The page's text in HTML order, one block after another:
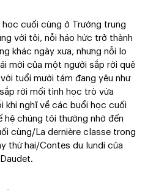
học cuối cùng ở Trường trung
với tôi, nỗi háo hức trở thành
khác ngày xưa, nhưng nỗi lo
mới của một người sắp rời quê
tuổi mười tám đang yêu như
rời mối tình học trò vừa
khi nghĩ về các buổi học cuối
chúng tôi thường nhớ đến
cùng/La dernière classe trong
thứ hai/Contes du lundi của